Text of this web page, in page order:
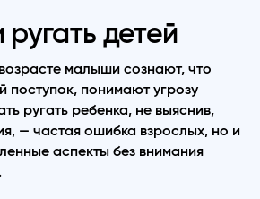
детей
малыши сознают, что
поступок, понимают угрозу
ругать ребенка, не выяснив,
— частая ошибка взрослых, но и
аспекты без внимания